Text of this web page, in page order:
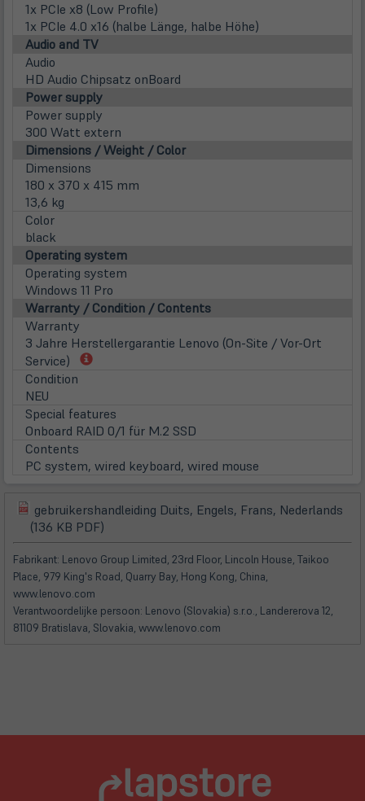
1x PCIe x8 (Low Profile)
1x PCIe 4.0 x16 (halbe Länge, halbe Höhe)
Audio and TV
Audio
HD Audio Chipsatz onBoard
Power supply
Power supply
300 Watt extern
Dimensions / Weight / Color
Dimensions
180 x 370 x 415 mm
13,6 kg
Color
black
Operating system
Operating system
Windows 11 Pro
Warranty / Condition / Contents
Warranty
3 Jahre Herstellergarantie Lenovo (On-Site / Vor-Ort
Service)
(öffnet
Tab)
Condition
NEU
Special features
Onboard RAID 0/1 für M.2 SSD
Contents
PC system, wired keyboard, wired mouse
(öffnet
in
neuem
Tab)
gebruikershandleiding Duits, Engels, Frans, Nederlands
(136 KB PDF)
in
neuem
Tab)
Fabrikant: Lenovo Group Limited, 23rd Floor, Lincoln House, Taikoo
Place, 979 King's Road, Quarry Bay, Hong Kong, China,
www.lenovo.com
Verantwoordelijke persoon: Lenovo (Slovakia) s.r.o., Landererova 12,
81109 Bratislava, Slovakia, www.lenovo.com